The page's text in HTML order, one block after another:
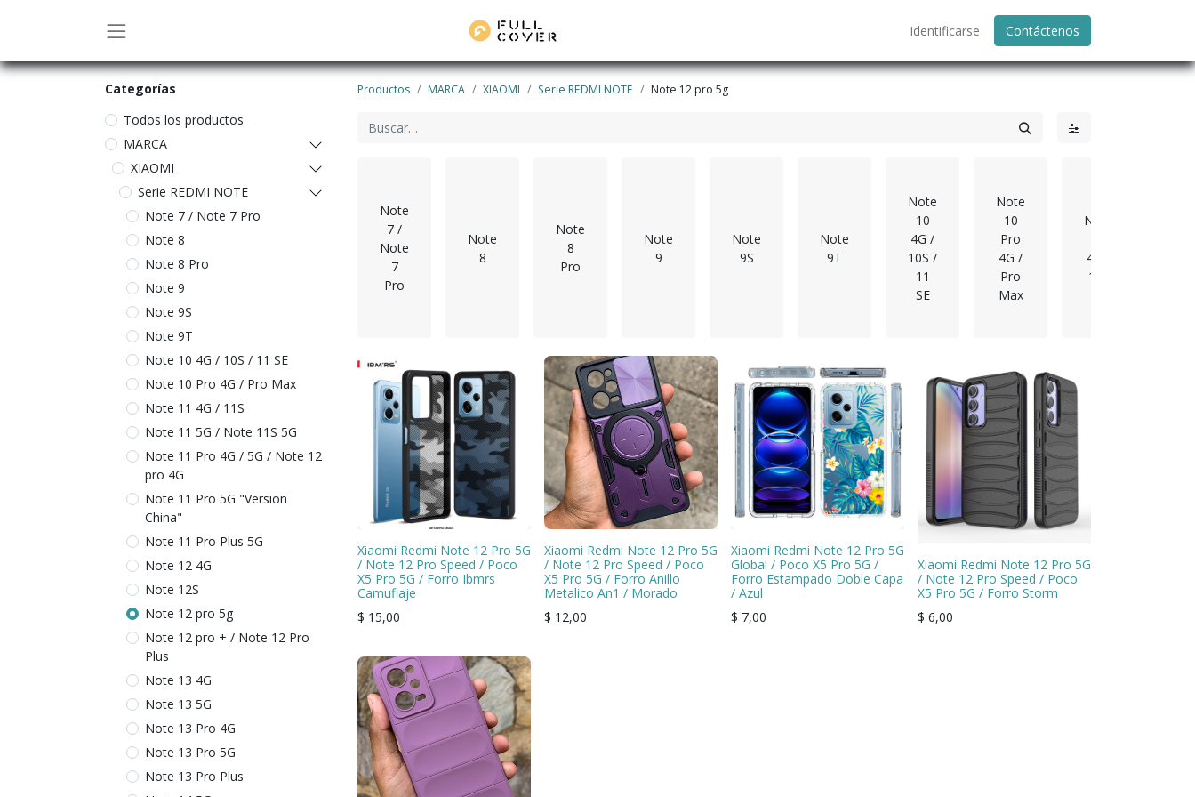
Identificarse Contáctenos
Categorías
Todos los productos
MARCA
XIAOMI
Serie REDMI NOTE
Note 7 / Note 7 Pro
Note 8
Note 8 Pro
Note 9
Note 9S
Note 9T
Note 10 4G / 10S / 11 SE
Note 10 Pro 4G / Pro Max
Note 11 4G / 11S
Note 11 5G / Note 11S 5G
Note 11 Pro 4G / 5G / Note 12
pro 4G
Note 11 Pro 5G "Version
China"
Note 11 Pro Plus 5G
Note 12 4G
Note 12S
Note 12 pro 5g
Note 12 pro + / Note 12 Pro
Plus
Note 13 4G
Note 13 5G
Note 13 Pro 4G
Note 13 Pro 5G
Note 13 Pro Plus
Productos MARCA XIAOMI Serie REDMI NOTE Note 12 pro 5g
Note
7 /
Note
7
Pro
Note
8
Note
8
Pro
Note
9
Note
9S
Note
9T
Note
10
4G /
10S /
11
SE
Note
10
Pro
4G /
Pro
Max
Note
4G /
11S
Xiaomi Redmi Note 12 Pro 5G
/ Note 12 Pro Speed / Poco
X5 Pro 5G / Forro Ibmrs
Camuflaje
$ 15,00
Xiaomi Redmi Note 12 Pro 5G
/ Note 12 Pro Speed / Poco
X5 Pro 5G / Forro Anillo
Metalico An1 / Morado
$ 12,00
Xiaomi Redmi Note 12 Pro 5G
Global / Poco X5 Pro 5G /
Forro Estampado Doble Capa
/ Azul
$ 7,00
Xiaomi Redmi Note 12 Pro 5G
/ Note 12 Pro Speed / Poco
X5 Pro 5G / Forro Storm
$ 6,00